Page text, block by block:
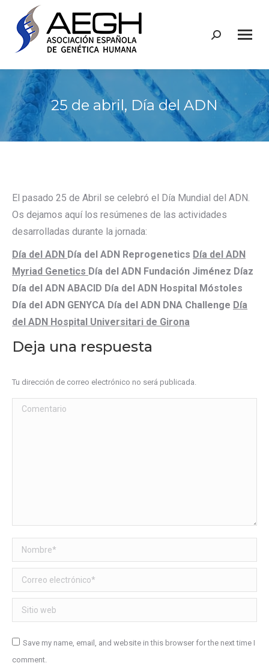
Buscar:
25 de abril, Día del ADN
El pasado 25 de Abril se celebró el Día Mundial del ADN.
Os dejamos aquí los resúmenes de las actividades
desarrolladas durante la jornada:
Día del ADN Día del ADN Reprogenetics Día del ADN
Myriad Genetics Día del ADN Fundación Jiménez Díaz
Día del ADN ABACID Día del ADN Hospital Móstoles
Día del ADN GENYCA Día del ADN DNA Challenge Día
del ADN Hospital Universitari de Girona
Deja una respuesta
Tu dirección de correo electrónico no será publicada.
Comentario
Nombre *
Correo electrónico *
Sitio web
Save my name, email, and website in this browser for the next time I
comment.